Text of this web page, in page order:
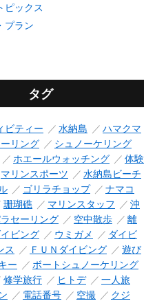
ピックス
プラン
タグ
ビティー 水納島
ハマクマ
リング
シュノーケリング
ホエールウォッチング
体験
マリンスポーツ
水納島ビーチ
ゴリラチョップ
ナマコ
珊瑚礁 マリンスタッフ
沖
セーリング 空中散歩
離
ビング ウミガメ
ダイビ
ス
ＦＵＮダイビング
遊び
ー
ボートシュノーケリング
修学旅行 ヒトデ
一人旅
電話番号 空撮
クジ